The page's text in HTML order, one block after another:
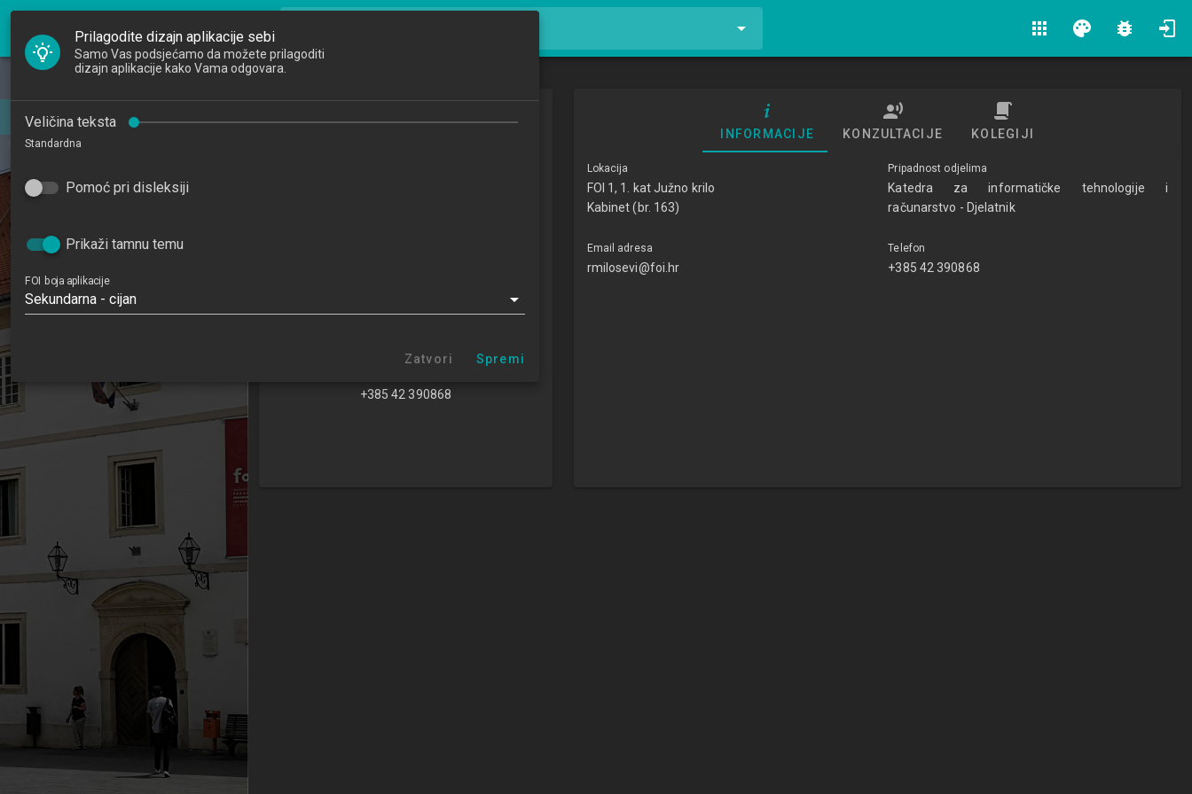
Djelatnici
Katedre
FOI Nastava apps palette bug_report
Roko Milošević, univ. mag. inf.
+385 42 390868
INFORMACIJE KONZULTACIJE KOLEGIJI
Lokacija
FOI 1, 1. kat Južno krilo
Kabinet (br. 163)
Pripadnost odjelima
Katedra za informatičke tehnologije i
računarstvo - Djelatnik
Email adresa
rmilosevi@foi.hr
Telefon
+385 42 390868
Prilagodite dizajn aplikacije sebi
Samo Vas podsjećamo da možete prilagoditi
dizajn aplikacije kako Vama odgovara.
Veličina teksta
Standardna
Pomoć pri disleksiji
Prikaži tamnu temu
FOI boja aplikacije
Sekundarna - cijan
Zatvori Spremi